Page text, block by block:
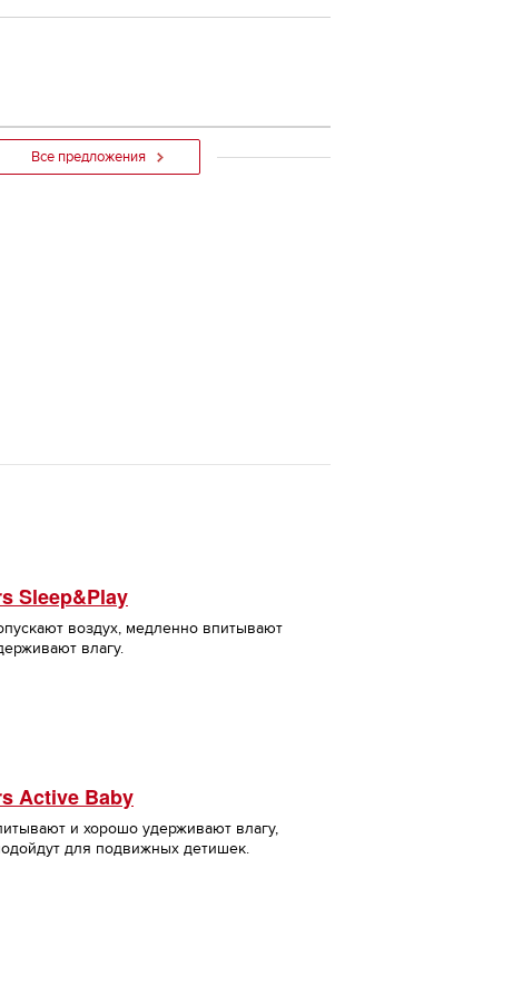
Все предложения
Sleep&Play
воздух, медленно впитывают
влагу.
Active Baby
и хорошо удерживают влагу,
для подвижных детишек.